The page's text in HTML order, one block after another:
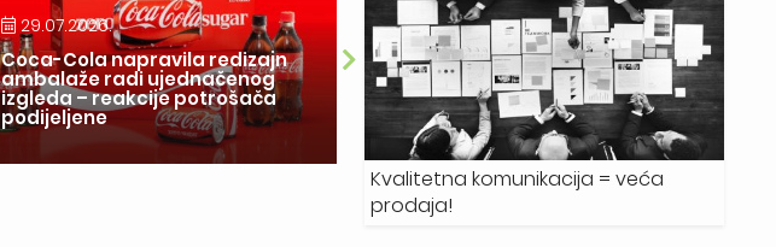
29.07.2026.
Coca-Cola napravila redizajn
ambalaže radi ujednačenog
izgleda – reakcije potrošača
podijeljene
28.07.2026.
Delta Design: Tehnologija je
ubrzala proces, ali znanje o
materijalima najveći je adut
Kvalitetna komunikacija = veća
prodaja!